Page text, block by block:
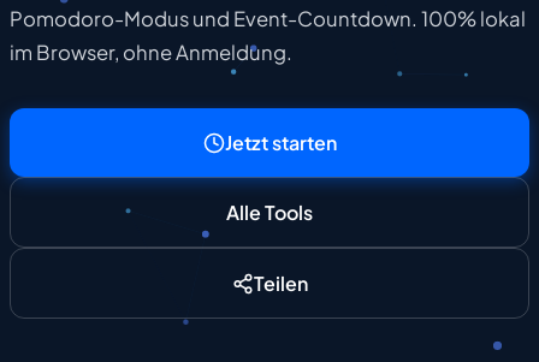
Pomodoro-Modus und Event-Countdown. 100% lokal
im Browser, ohne Anmeldung.
Jetzt starten
Alle Tools
Teilen